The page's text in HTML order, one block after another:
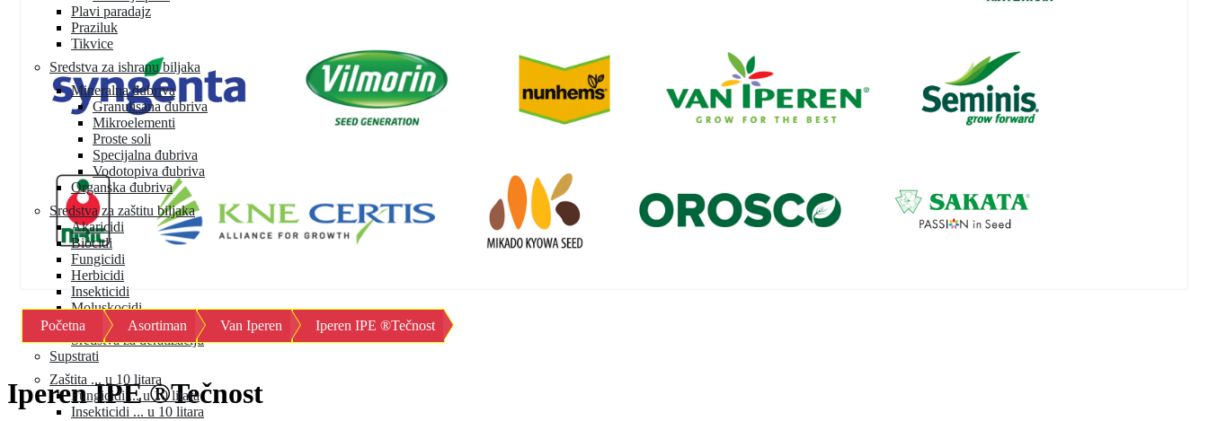
Plavi paradajz
Praziluk
Tikvice
Sredstva za ishranu biljaka
Mineralna đubriva
Granulisana đubriva
Mikroelementi
Proste soli
Specijalna đubriva
Vodotopiva đubriva
Organska đubriva
Sredstva za zaštitu biljaka
Akaricidi
Biocidi
Fungicidi
Herbicidi
Insekticidi
Moluskocidi
Okvašivači
Sredstva za deratizaciju
Supstrati
Zaštita ... u 10 litara
Fungicidi ... u 10 litara
Insekticidi ... u 10 litara
Početna Asortiman Van Iperen Iperen IPE ®Tečnost
Iperen IPE ®Tečnost